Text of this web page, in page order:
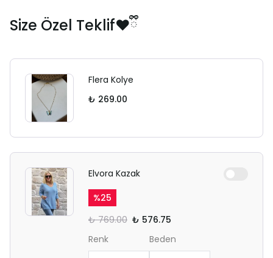
Size Özel Teklif❤️ྀི
Flera Kolye
₺ 269.00
Elvora Kazak
%25
₺ 769.00 ₺ 576.75
Renk
Beden